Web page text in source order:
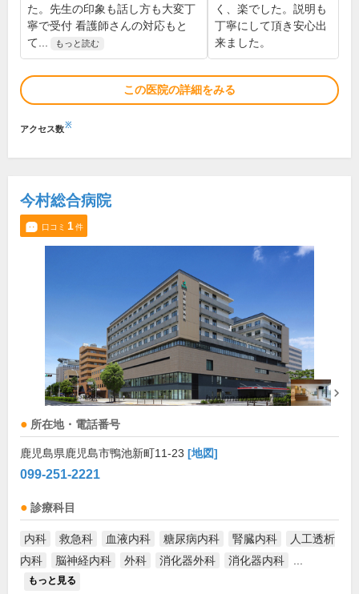
た。先生の印象も話し方も大変丁
寧で受付 看護師さんの対応もと
て...
もっと読む
く、楽でした。説明も
丁寧にして頂き安心出
来ました。
この医院の詳細をみる
アクセス数※
今村総合病院
口コミ 1件
所在地・電話番号
鹿児島県鹿児島市鴨池新町11-23 [地図]
099-251-2221
診療科目
内科 救急科 血液内科 糖尿病内科 腎臓内科
人工透析
内科
脳神経内科 外科 消化器外科 消化器内科
もっと見る